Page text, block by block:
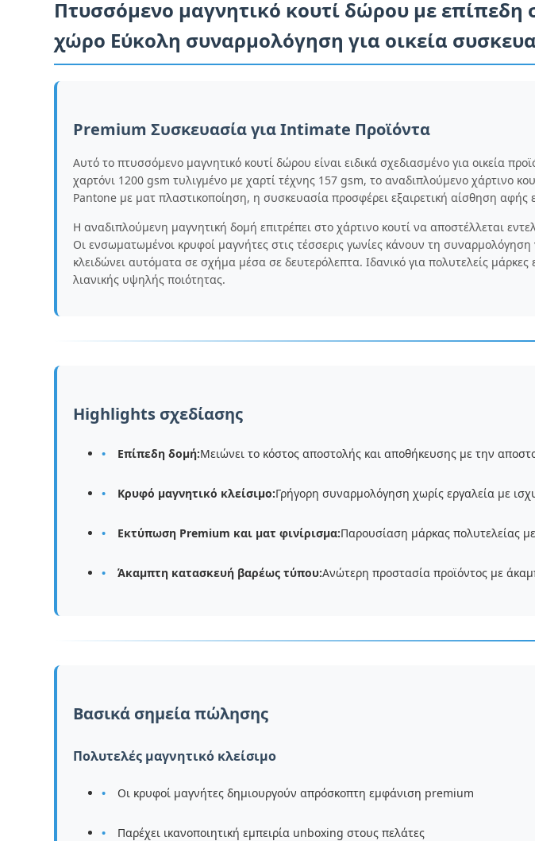
Πτυσσόμενο μαγνητικό κουτί δώρου με επίπεδη
χώρο Εύκολη συναρμολόγηση για οικεία
Premium Συσκευασία για Intimate Προϊόντα
Αυτό το πτυσσόμενο μαγνητικό κουτί δώρου είναι ειδικά σχεδιασμένο για οικεία
χαρτόνι 1200 gsm τυλιγμένο με χαρτί τέχνης 157 gsm, το αναδιπλούμενο χάρτινο
Pantone με ματ πλαστικοποίηση, η συσκευασία προσφέρει εξαιρετική αίσθηση
Η αναδιπλούμενη μαγνητική δομή επιτρέπει στο χάρτινο κουτί να αποστέλλεται
Οι ενσωματωμένοι κρυφοί μαγνήτες στις τέσσερις γωνίες κάνουν τη
κλειδώνει αυτόματα σε σχήμα μέσα σε δευτερόλεπτα. Ιδανικό για πολυτελείς
λιανικής υψηλής ποιότητας.
Highlights σχεδίασης
Επίπεδη δομή:Μειώνει το κόστος αποστολής και αποθήκευσης με την
Κρυφό μαγνητικό κλείσιμο:Γρήγορη συναρμολόγηση χωρίς εργαλεία με
Εκτύπωση Premium και ματ φινίρισμα:Παρουσίαση μάρκας πολυτελείας
Άκαμπτη κατασκευή βαρέως τύπου:Ανώτερη προστασία προϊόντος με
Βασικά σημεία πώλησης
Πολυτελές μαγνητικό κλείσιμο
Οι κρυφοί μαγνήτες δημιουργούν απρόσκοπτη εμφάνιση premium
Παρέχει ικανοποιητική εμπειρία unboxing στους πελάτες